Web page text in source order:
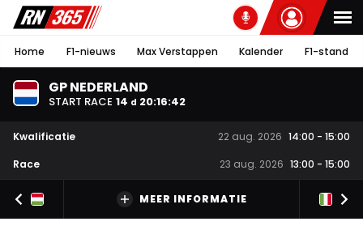
Home F1-nieuws Max Verstappen Kalender F1-stand
GP NEDERLAND
START RACE 14 d 20:16:42
Kwalificatie 22 aug. 2026 14:00 - 15:00
Race
23 aug. 2026 13:00 - 15:00
MEER INFORMATIE